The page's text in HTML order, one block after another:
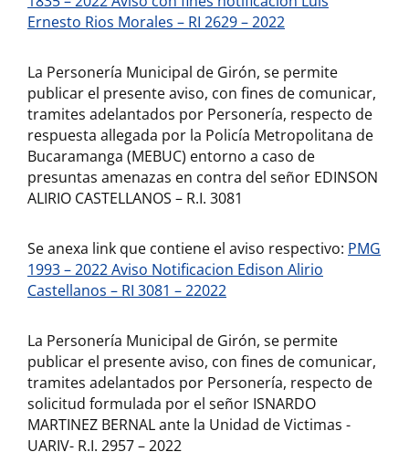
Ernesto Rios Morales – RI 2629 – 2022
La Personería Municipal de Girón, se permite
publicar el presente aviso, con fines de comunicar,
tramites adelantados por Personería, respecto de
respuesta allegada por la Policía Metropolitana de
Bucaramanga (MEBUC) entorno a caso de
presuntas amenazas en contra del señor EDINSON
ALIRIO CASTELLANOS – R.I. 3081
Se anexa link que contiene el aviso respectivo: PMG
1993 – 2022 Aviso Notificacion Edison Alirio
Castellanos – RI 3081 – 22022
La Personería Municipal de Girón, se permite
publicar el presente aviso, con fines de comunicar,
tramites adelantados por Personería, respecto de
solicitud formulada por el señor ISNARDO
MARTINEZ BERNAL ante la Unidad de Victimas -
UARIV- R.I. 2957 – 2022